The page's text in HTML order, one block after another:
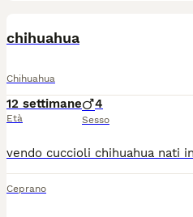
chihuahua
Chihuahua
12 settimane
Età
4
Sesso
Ceprano